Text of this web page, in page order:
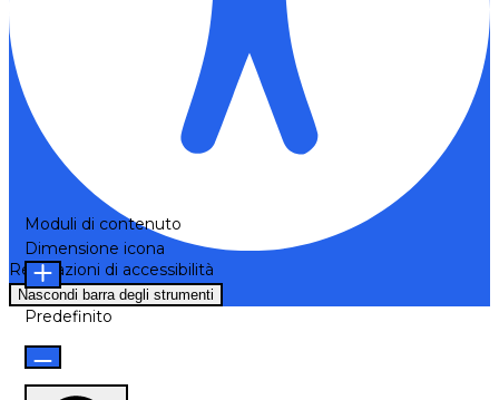
Regolazioni di accessibilità
Nascondi barra degli strumenti
Moduli di contenuto
Dimensione icona
Predefinito